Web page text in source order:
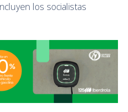
los socialistas